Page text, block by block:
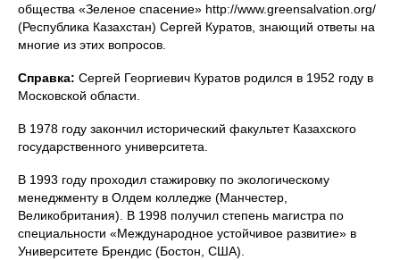
общества «Зеленое спасение» http://www.greensalvation.org/
(Республика Казахстан) Сергей Куратов, знающий ответы на
многие из этих вопросов.
Справка: Сергей Георгиевич Куратов родился в 1952 году в
Московской области.
В 1978 году закончил исторический факультет Казахского
государственного университета.
В 1993 году проходил стажировку по экологическому
менеджменту в Олдем колледже (Манчестер,
Великобритания). В 1998 получил степень магистра по
специальности «Международное устойчивое развитие» в
Университете Брендис (Бостон, США).